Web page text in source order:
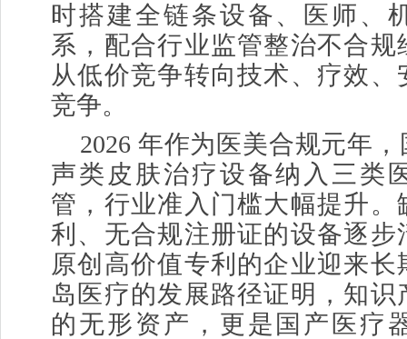
时搭建全链条设备、医师、
系，配合行业监管整治不合规
从低价竞争转向技术、疗效、
竞争。
2026 年作为医美合规元年
声类皮肤治疗设备纳入三类
管，行业准入门槛大幅提升。
利、无合规注册证的设备逐步
原创高价值专利的企业迎来长
岛医疗的发展路径证明，知识
的无形资产，更是国产医疗